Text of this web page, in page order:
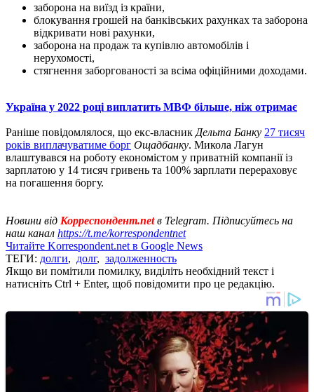
заборона на виїзд із країни,
блокування грошей на банківських рахунках та заборона
відкривати нові рахунки,
заборона на продаж та купівлю автомобілів і
нерухомості,
стягнення заборгованості за всіма офіційними доходами.
Україна у 2022 році виплатить МВФ більше, ніж отримає
Раніше повідомлялося, що екс-власник Дельта Банку 27 тисяч
років виплачуватиме борг Ощадбанку. Микола Лагун
влаштувався на роботу економістом у приватній компанії із
зарплатою у 14 тисяч гривень та 100% зарплати перераховує
на погашення боргу.
Новини від Корреспондент.netв Telegram. Підписуйтесь на
наш канал https://t.me/korrespondentnet
Читайте Korrespondent.net в Google News
ТЕГИ: долги, долг, задолженность
Якщо ви помітили помилку, виділіть необхідний текст і
натисніть Ctrl + Enter, щоб повідомити про це редакцію.